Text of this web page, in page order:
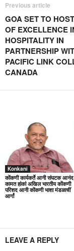
Previous article
GOA SET TO
OF EXCELLENCE
HOSPITALITY IN
PARTNERSHIP
PACIFIC LINK
CANADA
Konkani
कोंकणी कार्यकर्ते आनी संघटक आनंद
कामत हांकां अखिल भारतीय कोंकणी
परिशद आनी कोंकणी भाशा मंडळाचीं
आर्गां
LEAVE A REPLY